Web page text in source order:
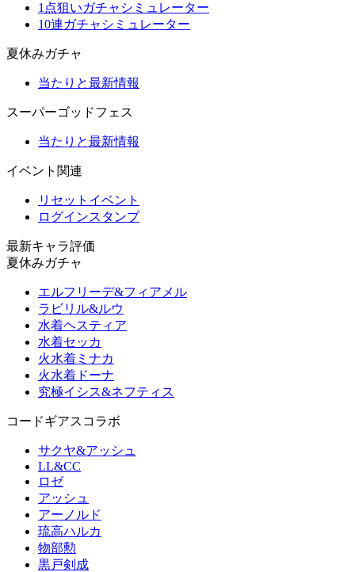
1点狙いガチャシミュレーター
10連ガチャシミュレーター
夏休みガチャ
当たりと最新情報
スーパーゴッドフェス
当たりと最新情報
イベント関連
リセットイベント
ログインスタンプ
最新キャラ評価
夏休みガチャ
エルフリーデ&フィアメル
ラビリル&ルウ
水着ヘスティア
水着セッカ
火水着ミナカ
火水着ドーナ
究極イシス&ネフティス
コードギアスコラボ
サクヤ&アッシュ
LL&CC
ロゼ
アッシュ
アーノルド
琉高ハルカ
物部勲
黒戸剣成